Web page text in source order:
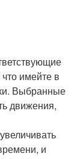
имейте в
Выбранные
движения,
и